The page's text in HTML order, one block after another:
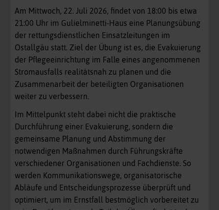
Am Mittwoch, 22. Juli 2026, findet von 18:00 bis etwa
21:00 Uhr im Gulielminetti-Haus eine Planungsübung
der rettungsdienstlichen Einsatzleitungen im
Ostallgäu statt. Ziel der Übung ist es, die Evakuierung
der Pflegeeinrichtung im Falle eines angenommenen
Stromausfalls realitätsnah zu planen und die
Zusammenarbeit der beteiligten Organisationen
weiter zu verbessern.
Im Mittelpunkt steht dabei nicht die praktische
Durchführung einer Evakuierung, sondern die
gemeinsame Planung und Abstimmung der
notwendigen Maßnahmen durch Führungskräfte
verschiedener Organisationen und Fachdienste. So
werden Kommunikationswege, organisatorische
Abläufe und Entscheidungsprozesse überprüft und
optimiert, um im Ernstfall bestmöglich vorbereitet zu